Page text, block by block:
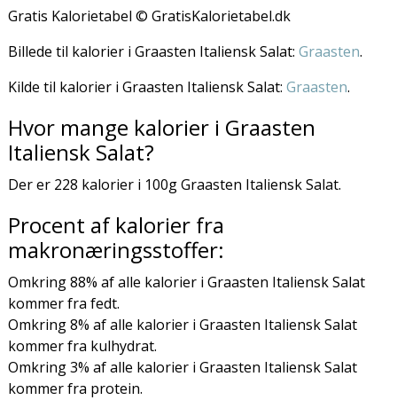
Gratis Kalorietabel © GratisKalorietabel.dk
Billede til kalorier i Graasten Italiensk Salat: Graasten.
Kilde til kalorier i Graasten Italiensk Salat: Graasten.
Hvor mange kalorier i Graasten
Italiensk Salat?
Der er 228 kalorier i 100g Graasten Italiensk Salat.
Procent af kalorier fra
makronæringsstoffer:
Omkring 88% af alle kalorier i Graasten Italiensk Salat
kommer fra fedt.
Omkring 8% af alle kalorier i Graasten Italiensk Salat
kommer fra kulhydrat.
Omkring 3% af alle kalorier i Graasten Italiensk Salat
kommer fra protein.